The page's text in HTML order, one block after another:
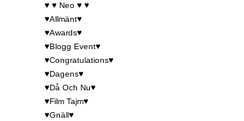
♥ ♥ Neo ♥ ♥
♥Allmänt♥
♥Awards♥
♥Blogg Event♥
♥Congratulations♥
♥Dagens♥
♥Då Och Nu♥
♥Film Tajm♥
♥Gnäll♥